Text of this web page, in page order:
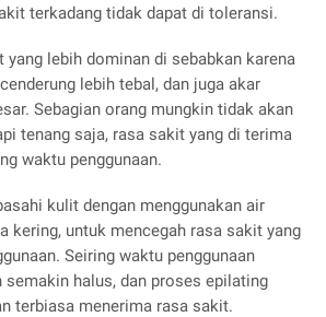
terkadang tidak dapat di toleransi.
lebih dominan di sebabkan karena
lebih tebal, dan juga akar
Sebagian orang mungkin tidak akan
tenang saja, rasa sakit yang di terima
waktu penggunaan.
kulit dengan menggunakan air
kering, untuk mencegah rasa sakit yang
Seiring waktu penggunaan
semakin halus, dan proses epilating
terbiasa menerima rasa sakit.